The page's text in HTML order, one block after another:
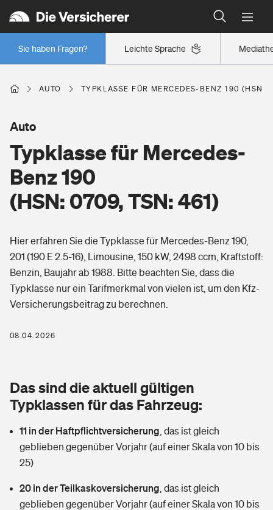
Leichte Sprache
Sie haben Fragen?
Wer versichert was: Jetzt Versicherer finden
Regionalklassen: So ist Ihre Region eingestuft
Wer versichert was: Jetzt Versicherer finden
Berufsunfähigkeitsversicherung
Arbeitsrechtsschutz
Berufshaftpflichtversicherung
Rentenrechner: Wie viel Geld bekomme ich im Alter?
Wer versichert was: Jetzt Versicherer finden
Sie haben Fragen?
Wohnen
Wohngebäudeversicherung
Hausratversicherung
Elementarversicherung
Photovoltaik
Wärmepumpen versichern
Vermieterrrechtsschutz
Mietkautionsversicherung
Restkreditversicherung
Zur Übersicht
Pri­vate Haft­pflicht­
Rechts­schutz­ver­si­che­rung
Kinderunfall­ver­si­che­rung
Reiseversicherung
Gesundheit
Private Krankenversicherung
Tierkrankenversicherung
Zur Übersicht
AUTO TYPKLASSE FÜR MERCEDES-BENZ 190 (HSN:
Typklasse für Mercedes-
Benz 190
(HSN: 0709, TSN: 461)
Auto
Hier erfahren Sie die Typklasse für Mercedes-Benz 190,
201 (190 E 2.5-16), Limousine, 150 kW, 2498 ccm, Kraftstoff:
Benzin, Baujahr ab 1988. Bitte beachten Sie, dass die
Typklasse nur ein Tarifmerkmal von vielen ist, um den Kfz-
Versicherungsbeitrag zu berechnen.
08.04.2026
Das sind die aktuell gültigen
Typklassen für das Fahrzeug:
11 in der Haftpflichtversicherung das ist gleich
geblieben gegenüber Vorjahr (auf einer Skala von 10 bis
25)
20 in der Teilkaskoversicherung das ist gleich
geblieben gegenüber Vorjahr (auf einer Skala von 10 bis